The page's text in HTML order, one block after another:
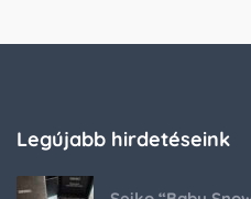
Legújabb hirdetéseink